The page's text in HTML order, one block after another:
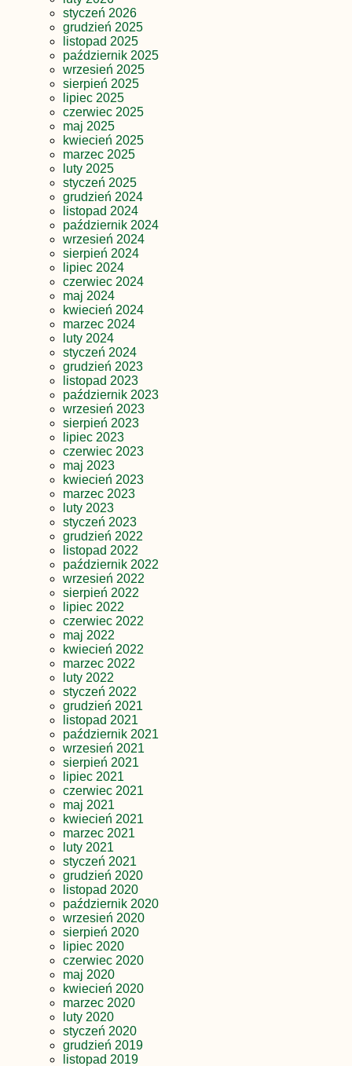
styczeń 2026
grudzień 2025
listopad 2025
październik 2025
wrzesień 2025
sierpień 2025
lipiec 2025
czerwiec 2025
maj 2025
kwiecień 2025
marzec 2025
luty 2025
styczeń 2025
grudzień 2024
listopad 2024
październik 2024
wrzesień 2024
sierpień 2024
lipiec 2024
czerwiec 2024
maj 2024
kwiecień 2024
marzec 2024
luty 2024
styczeń 2024
grudzień 2023
listopad 2023
październik 2023
wrzesień 2023
sierpień 2023
lipiec 2023
czerwiec 2023
maj 2023
kwiecień 2023
marzec 2023
luty 2023
styczeń 2023
grudzień 2022
listopad 2022
październik 2022
wrzesień 2022
sierpień 2022
lipiec 2022
czerwiec 2022
maj 2022
kwiecień 2022
marzec 2022
luty 2022
styczeń 2022
grudzień 2021
listopad 2021
październik 2021
wrzesień 2021
sierpień 2021
lipiec 2021
czerwiec 2021
maj 2021
kwiecień 2021
marzec 2021
luty 2021
styczeń 2021
grudzień 2020
listopad 2020
październik 2020
wrzesień 2020
sierpień 2020
lipiec 2020
czerwiec 2020
maj 2020
kwiecień 2020
marzec 2020
luty 2020
styczeń 2020
grudzień 2019
listopad 2019